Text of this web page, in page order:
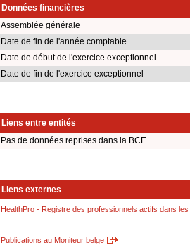
Données financières
Assemblée générale
Date de fin de l'année comptable
Date de début de l'exercice exceptionnel
Date de fin de l'exercice exceptionnel
Liens entre entités
Pas de données reprises dans la BCE.
Liens externes
HealthPro - Registre des professionnels actifs dans
Publications au Moniteur belge